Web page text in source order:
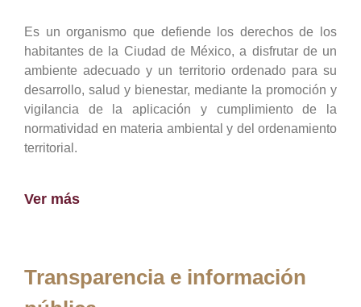
Es un organismo que defiende los derechos de los
habitantes de la Ciudad de México, a disfrutar de un
ambiente adecuado y un territorio ordenado para su
desarrollo, salud y bienestar, mediante la promoción y
vigilancia de la aplicación y cumplimiento de la
normatividad en materia ambiental y del ordenamiento
territorial.
Ver más
Transparencia e información